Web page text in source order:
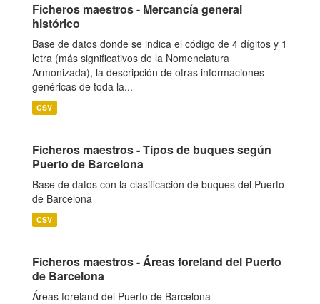
Ficheros maestros - Mercancía general
histórico
Base de datos donde se indica el código de 4 dígitos y 1
letra (más significativos de la Nomenclatura
Armonizada), la descripción de otras informaciones
genéricas de toda la...
CSV
Ficheros maestros - Tipos de buques según
Puerto de Barcelona
Base de datos con la clasificación de buques del Puerto
de Barcelona
CSV
Ficheros maestros - Áreas foreland del Puerto
de Barcelona
Áreas foreland del Puerto de Barcelona